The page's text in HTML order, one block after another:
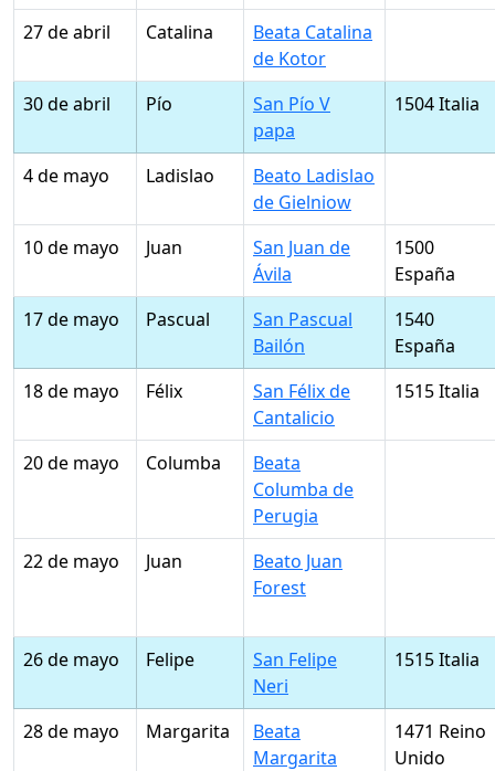
27 de abril
Catalina
Beata Catalina
de Kotor
30 de abril
Pío
San Pío V
papa
1504 Italia
4 de mayo Ladislao
Beato Ladislao
de Gielniow
10 de mayo
Juan
San Juan de
Ávila
1500
España
17 de mayo
Pascual
San Pascual
Bailón
1540
España
18 de mayo
Félix
San Félix de
Cantalicio
1515 Italia
20 de mayo Columba
Beata
Columba de
Perugia
22 de mayo
Juan
Beato Juan
Forest
26 de mayo Felipe
San Felipe
Neri
1515 Italia
28 de mayo Margarita
Beata
Margarita
1471 Reino
Unido